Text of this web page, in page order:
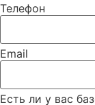
Телефон
Email
Есть ли у вас